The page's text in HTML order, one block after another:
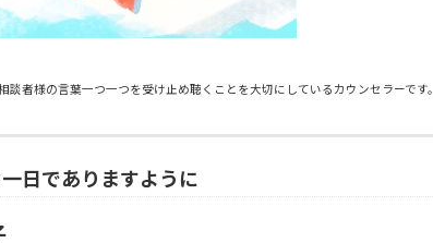
談者様の言葉一つ一つを受け止め聴くことを大切にしているカウンセラーです。
日でありますように